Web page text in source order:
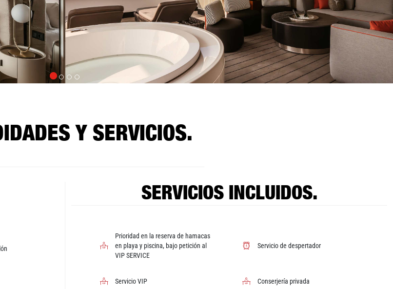
Y SERVICIOS.
SERVICIOS INCLUIDOS.
Prioridad en la reserva de hamacas
en playa y piscina, bajo petición al
VIP SERVICE
Servicio de despertador
Servicio VIP Conserjería privada